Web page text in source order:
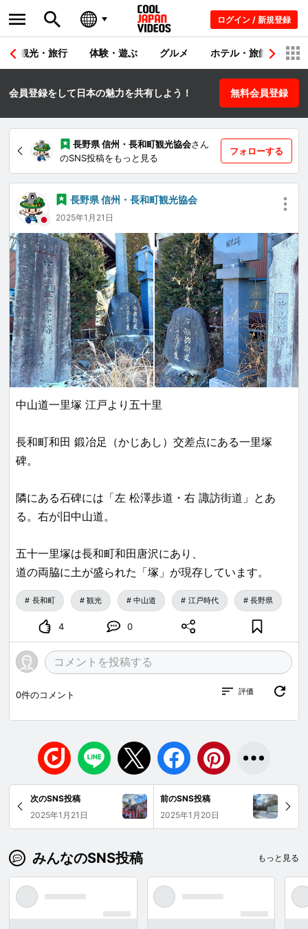
ログイン / 新規登録
観光・旅行 体験・遊ぶ グルメ ホテル・旅館 シ
会員登録をして日本の魅力を共有しよう！ 無料会員登録
長野県 信州・長和町観光協会さん
のSNS投稿をもっと見る
フォローする
長野県 信州・長和町観光協会
2025年1月21日
中山道一里塚 江戸より五十里
長和町和田 鍛冶足（かじあし）交差点にある一里塚
碑。
隣にある石碑には「左 松澤歩道・右 諏訪街道」とあ
る。右が旧中山道。
五十一里塚は長和町和田唐沢にあり、
道の両脇に土が盛られた「塚」が現存しています。
長和町 観光 中山道 江戸時代 長野県
4 0
0件のコメント 評価
次のSNS投稿
2025年1月21日
前のSNS投稿
2025年1月20日
みんなのSNS投稿 もっと見る